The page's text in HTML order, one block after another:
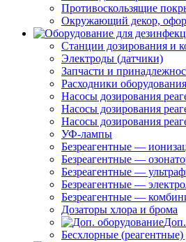
Противоскользящие
Окружающий декор,
Станции дозирования и
Электроды (датчики)
Запчасти и
Расходники
Насосы дозирования
Насосы дозирования
Насосы дозирования
УФ-лампы
Безреагентные —
Безреагентные —
Безреагентные —
Безреагентные —
Безреагентные —
Дозаторы хлора и брома
Бесхлорные